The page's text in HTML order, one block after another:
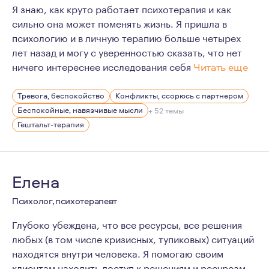
Я знаю, как круто работает психотерапия и как
сильно она может поменять жизнь. Я пришла в
психологию и в личную терапию больше четырех
лет назад и могу с уверенностью сказать, что нет
ничего интереснее исследования себя Читать еще
Я верю, что терапия — это путь, который ведет к
Тревога, беспокойство
Конфликты, ссорюсь с партнером
Беспокойные, навязчивые мысли + 52 темы
Гештальт-терапия
Елена
Психолог, психотерапевт
Глубоко убеждена, что все ресурсы, все решения
любых (в том числе кризисных, тупиковых) ситуаций
находятся внутри человека. Я помогаю своим